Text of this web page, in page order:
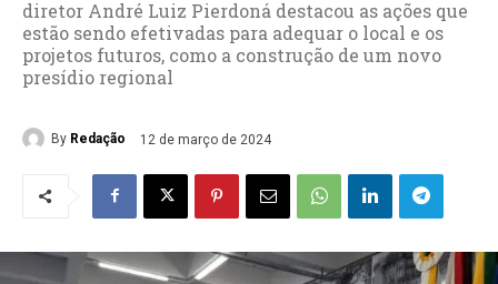
diretor André Luiz Pierdoná destacou as ações que
estão sendo efetivadas para adequar o local e os
projetos futuros, como a construção de um novo
presídio regional
By Redação 12 de março de 2024